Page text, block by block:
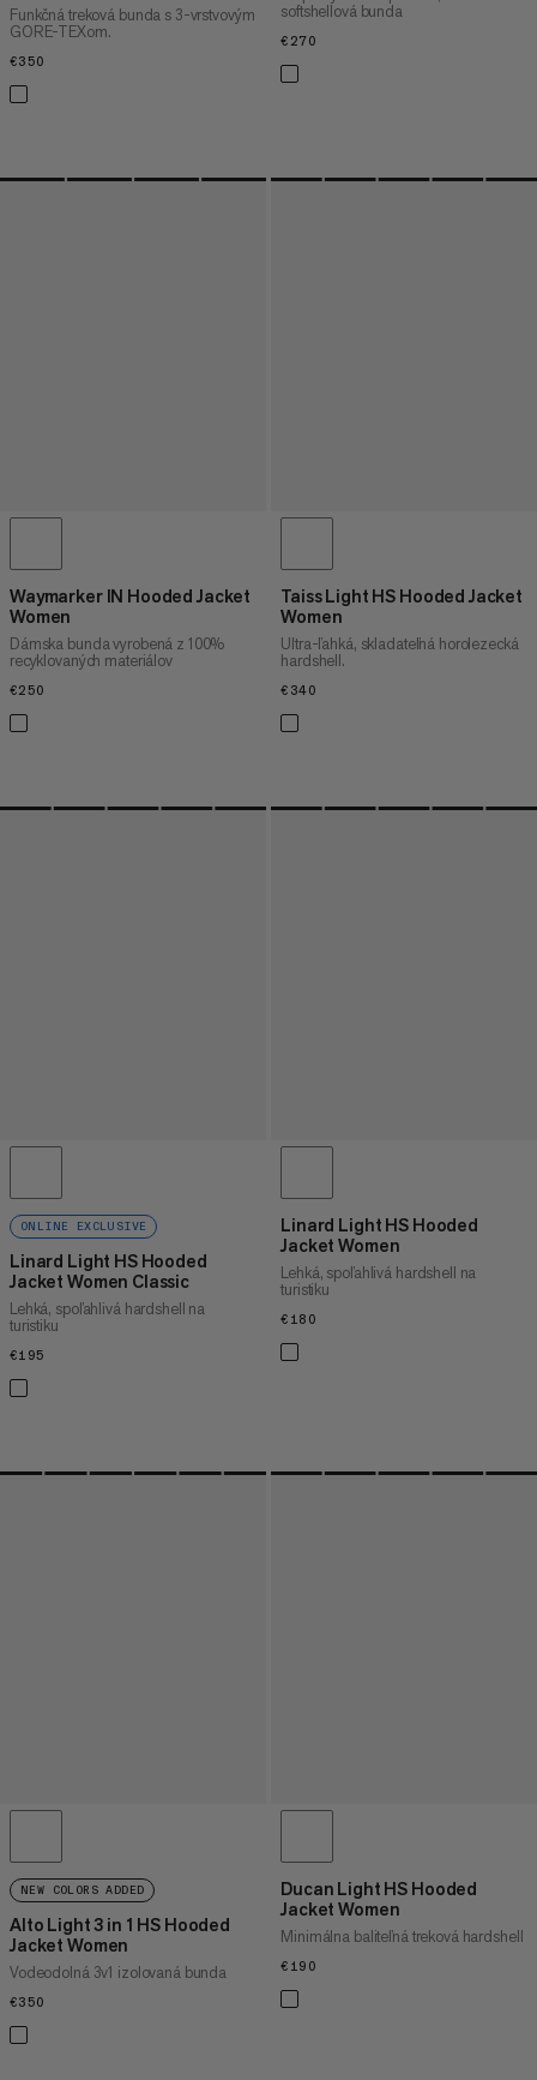
Funkčná treková bunda s 3-vrstvovým
GORE-TEXom.
€350
softshellová bunda
€270
Waymarker IN Hooded Jacket
Women
Dámska bunda vyrobená z 100%
recyklovaných materiálov
€250
Taiss Light HS Hooded Jacket
Women
Ultra-ľahká, skladateľná horolezecká
hardshell.
€340
ONLINE EXCLUSIVE
Linard Light HS Hooded
Jacket Women Classic
Lehká, spoľahlivá hardshell na
turistiku
€195
Linard Light HS Hooded
Jacket Women
Lehká, spoľahlivá hardshell na
turistiku
€180
NEW COLORS ADDED
Alto Light 3 in 1 HS Hooded
Jacket Women
Vodeodolná 3v1 izolovaná bunda
€350
Ducan Light HS Hooded
Jacket Women
Minimálna baliteľná treková hardshell
€190